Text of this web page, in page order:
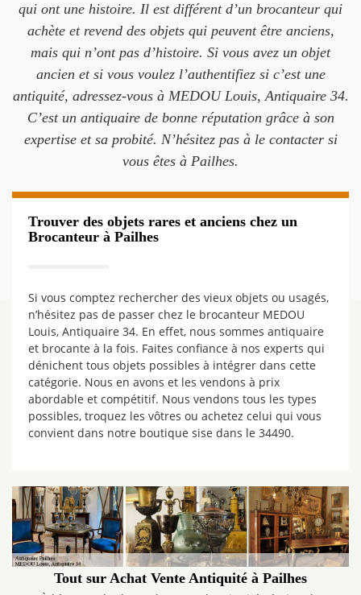
qui ont une histoire. Il est différent d’un brocanteur qui
achète et revend des objets qui peuvent être anciens,
mais qui n’ont pas d’histoire. Si vous avez un objet
ancien et si vous voulez l’authentifiez si c’est une
antiquité, adressez-vous à MEDOU Louis, Antiquaire 34.
C’est un antiquaire de bonne réputation grâce à son
expertise et sa probité. N’hésitez pas à le contacter si
vous êtes à Pailhes.
Trouver des objets rares et anciens chez un
Brocanteur à Pailhes
Si vous comptez rechercher des vieux objets ou usagés,
n’hésitez pas de passer chez le brocanteur MEDOU
Louis, Antiquaire 34. En effet, nous sommes antiquaire
et brocante à la fois. Faites confiance à nos experts qui
dénichent tous objets possibles à intégrer dans cette
catégorie. Nous en avons et les vendons à prix
abordable et compétitif. Nous vendons tous les types
possibles, troquez les vôtres ou achetez celui qui vous
convient dans notre boutique sise dans le 34490.
Tout sur Achat Vente Antiquité à Pailhes